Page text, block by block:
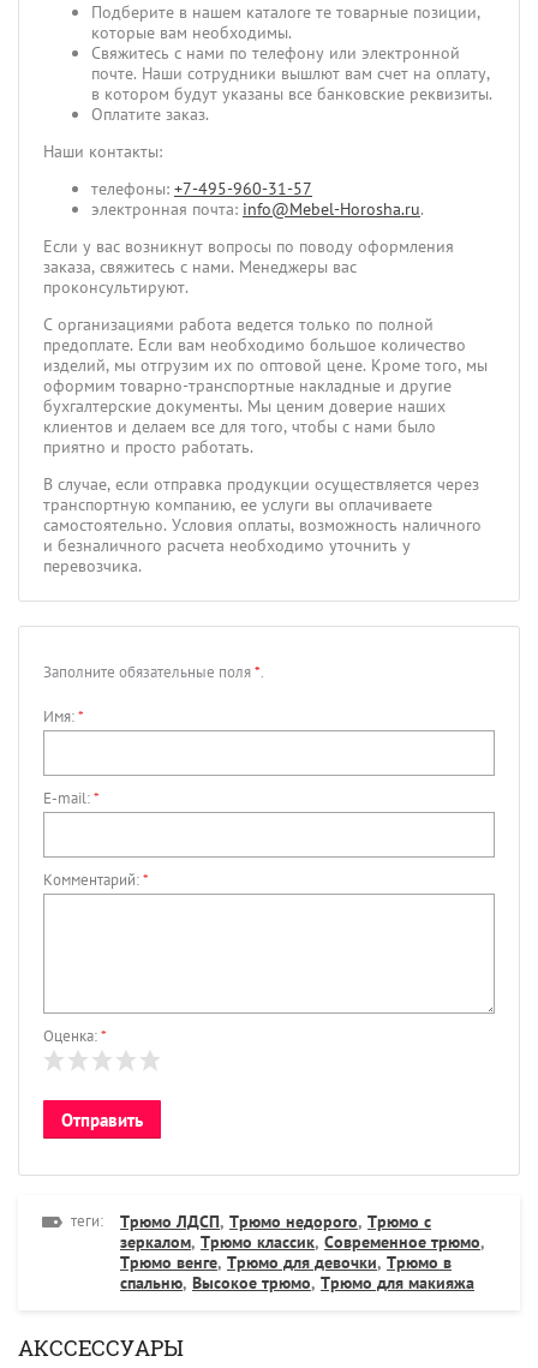
Подберите в нашем каталоге те товарные позиции,
которые вам необходимы.
Свяжитесь с нами по телефону или электронной
почте. Наши сотрудники вышлют вам счет на оплату,
в котором будут указаны все банковские реквизиты.
Оплатите заказ.
Наши контакты:
телефоны: +7-495-960-31-57
электронная почта: info@Mebel-Horosha.ru.
Если у вас возникнут вопросы по поводу оформления
заказа, свяжитесь с нами. Менеджеры вас
проконсультируют.
С организациями работа ведется только по полной
предоплате. Если вам необходимо большое количество
изделий, мы отгрузим их по оптовой цене. Кроме того, мы
оформим товарно-транспортные накладные и другие
бухгалтерские документы. Мы ценим доверие наших
клиентов и делаем все для того, чтобы с нами было
приятно и просто работать.
В случае, если отправка продукции осуществляется через
транспортную компанию, ее услуги вы оплачиваете
самостоятельно. Условия оплаты, возможность наличного
и безналичного расчета необходимо уточнить у
перевозчика.
Заполните обязательные поля*.
Имя:*
E-mail:*
Комментарий:*
Оценка:*
теги: Трюмо ЛДСП, Трюмо недорого, Трюмо с
зеркалом, Трюмо классик, Современное трюмо,
Трюмо венге, Трюмо для девочки, Трюмо в
спальню, Высокое трюмо, Трюмо для макияжа
АКССЕССУАРЫ